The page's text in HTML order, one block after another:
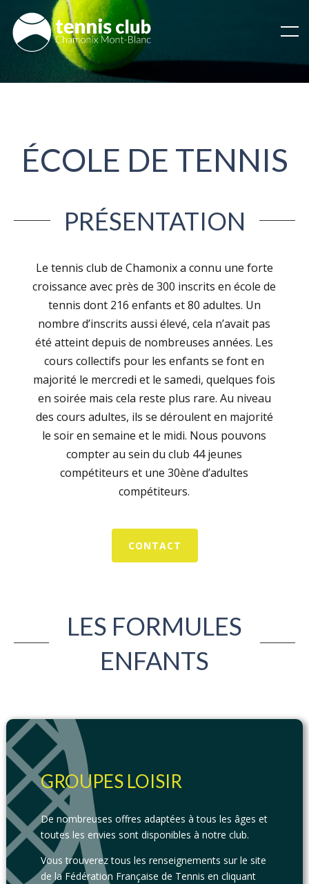
ÉCOLE DE TENNIS
PRÉSENTATION
Le tennis club de Chamonix a connu une forte
croissance avec près de 300 inscrits en école de
tennis dont 216 enfants et 80 adultes. Un
nombre d’inscrits aussi élevé, cela n’avait pas
été atteint depuis de nombreuses années. Les
cours collectifs pour les enfants se font en
majorité le mercredi et le samedi, quelques fois
en soirée mais cela reste plus rare. Au niveau
des cours adultes, ils se déroulent en majorité
le soir en semaine et le midi. Nous pouvons
compter au sein du club 44 jeunes
compétiteurs et une 30ène d’adultes
compétiteurs.
CONTACT
LES FORMULES
ENFANTS
GROUPES LOISIR
De nombreuses offres adaptées à tous les âges et
toutes les envies sont disponibles à notre club.
Vous trouverez tous les renseignements sur le site
de la Fédération Française de Tennis en cliquant